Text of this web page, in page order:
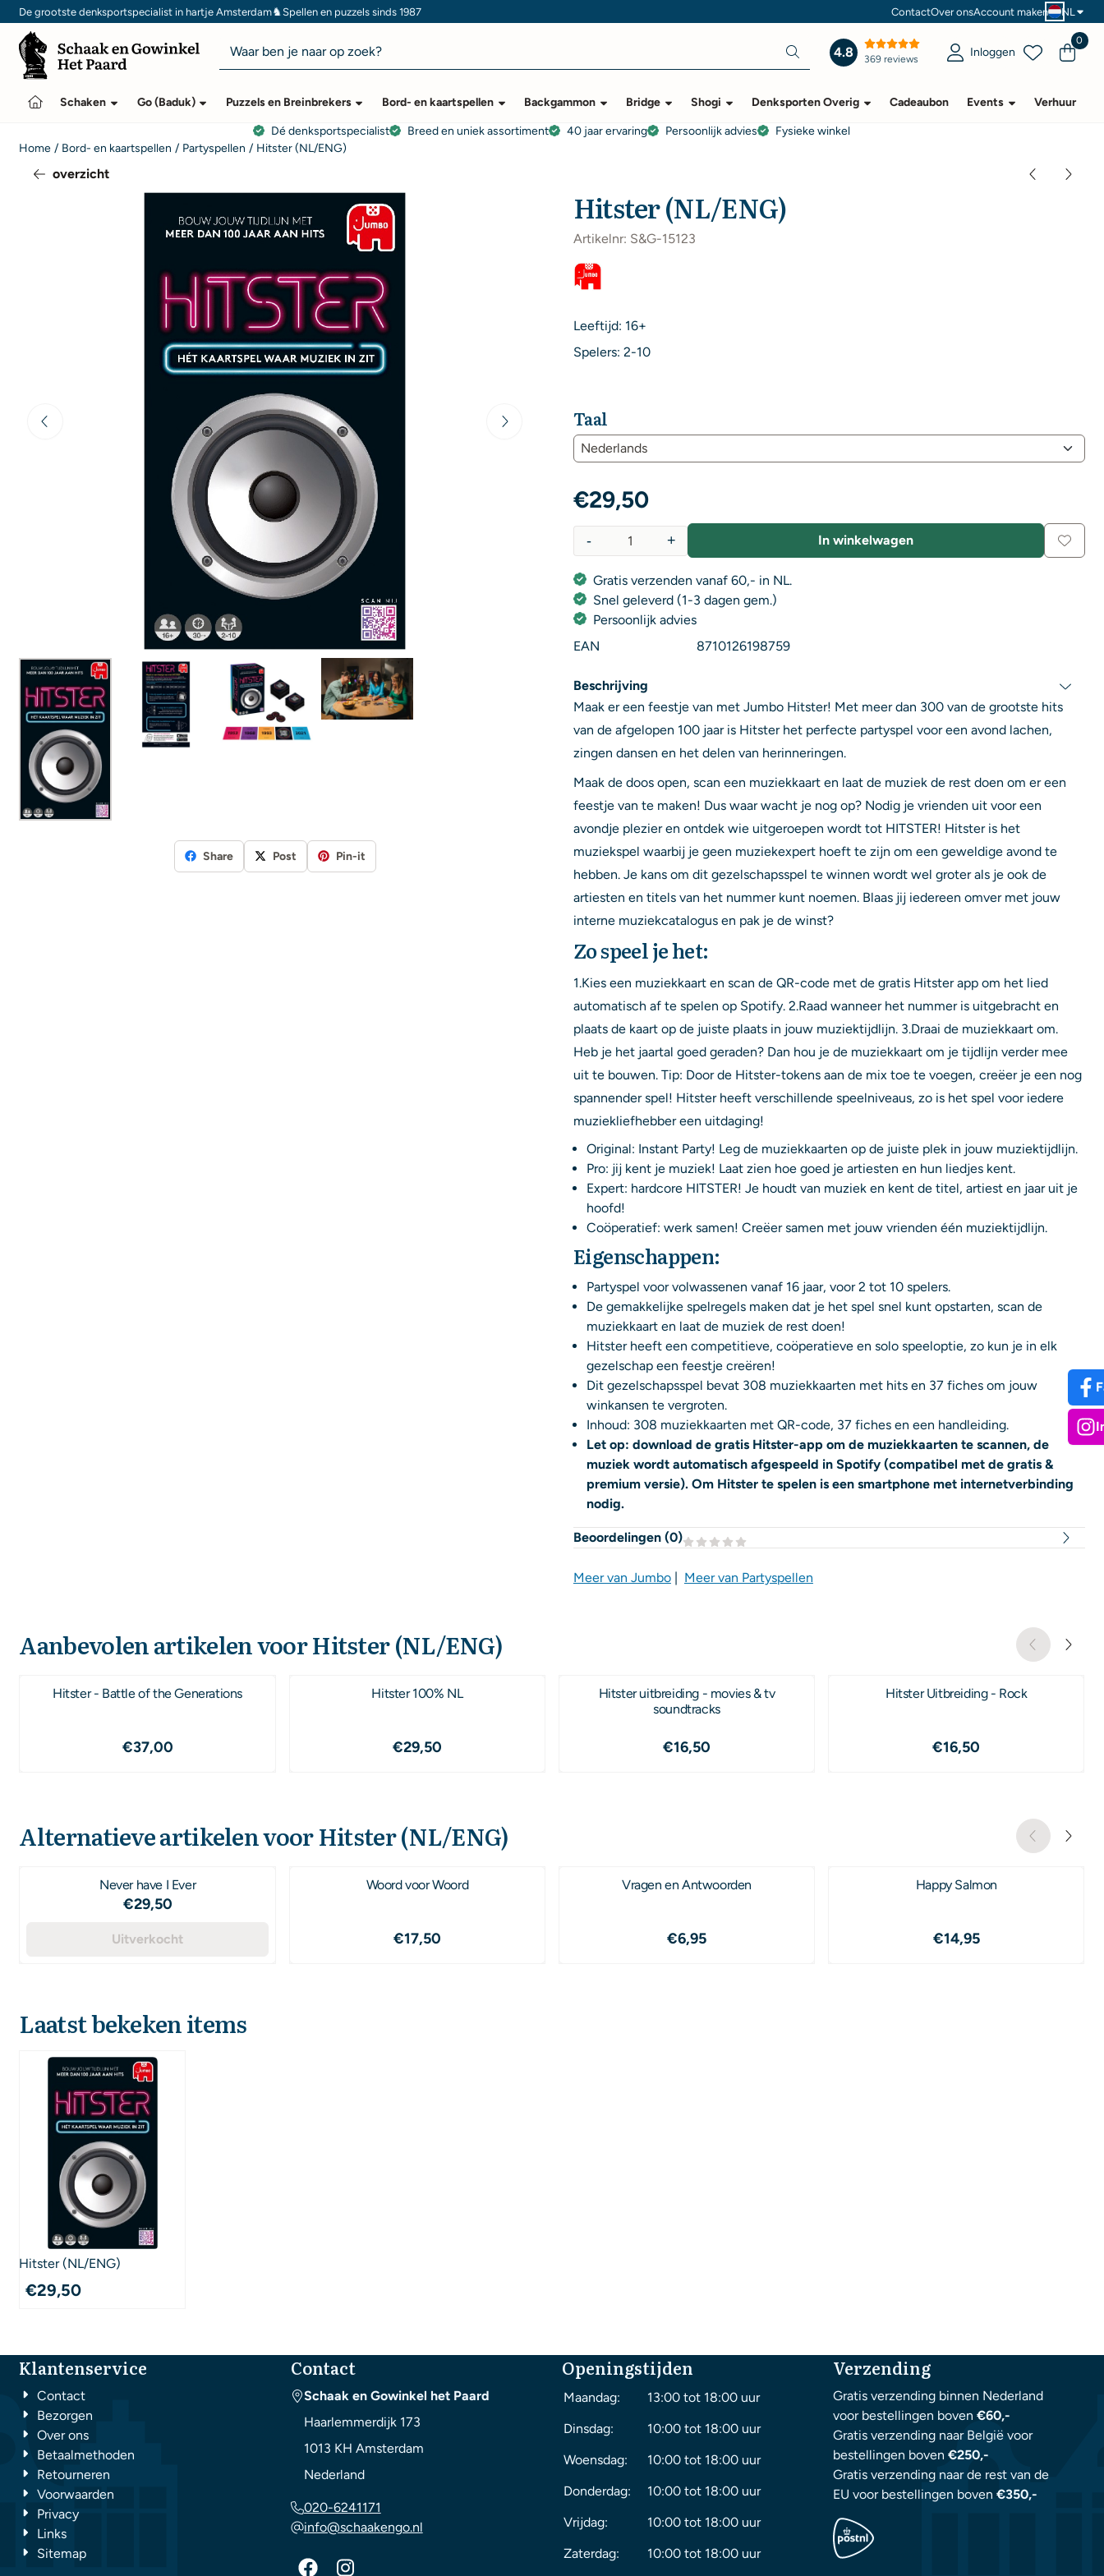
Cookievoorkeuren zijn momenteel gesloten.
De grootste denksportspecialist in hartje Amsterdam♞Spellen en puzzels sinds 1987 ContactOver onsAccount maken NL
Zoeken
4.8 369 reviews Inloggen
0
Schaken Go (Baduk) Puzzels en Breinbrekers Bord- en kaartspellen Backgammon Bridge Shogi Denksporten Overig Cadeaubon Events Verhuur
Dé denksportspecialist Breed en uniek assortiment 40 jaar ervaring Persoonlijk advies
Fysieke winkel
Home / Bord- en kaartspellen / Partyspellen / Hitster (NL/ENG)
overzicht
Share Post Pin-it
Hitster (NL/ENG)
Artikelnr: S&G-15123
Leeftijd: 16+
Spelers: 2-10
Taal
€29,50
+
- In winkelwagen
Gratis verzenden vanaf 60,- in NL.
Snel geleverd (1-3 dagen gem.)
Persoonlijk advies
EAN
8710126198759
Beschrijving
Maak er een feestje van met Jumbo Hitster! Met meer dan 300 van de grootste hits
van de afgelopen 100 jaar is Hitster het perfecte partyspel voor een avond lachen,
zingen dansen en het delen van herinneringen.
Maak de doos open, scan een muziekkaart en laat de muziek de rest doen om er een
feestje van te maken! Dus waar wacht je nog op? Nodig je vrienden uit voor een
avondje plezier en ontdek wie uitgeroepen wordt tot HITSTER! Hitster is het
muziekspel waarbij je geen muziekexpert hoeft te zijn om een geweldige avond te
hebben. Je kans om dit gezelschapsspel te winnen wordt wel groter als je ook de
artiesten en titels van het nummer kunt noemen. Blaas jij iedereen omver met jouw
interne muziekcatalogus en pak je de winst?
Zo speel je het:
1.Kies een muziekkaart en scan de QR-code met de gratis Hitster app om het lied
automatisch af te spelen op Spotify. 2.Raad wanneer het nummer is uitgebracht en
plaats de kaart op de juiste plaats in jouw muziektijdlijn. 3.Draai de muziekkaart om.
Heb je het jaartal goed geraden? Dan hou je de muziekkaart om je tijdlijn verder mee
uit te bouwen. Tip: Door de Hitster-tokens aan de mix toe te voegen, creëer je een nog
spannender spel! Hitster heeft verschillende speelniveaus, zo is het spel voor iedere
muziekliefhebber een uitdaging!
Original: Instant Party! Leg de muziekkaarten op de juiste plek in jouw muziektijdlijn.
Pro: jij kent je muziek! Laat zien hoe goed je artiesten en hun liedjes kent.
Expert: hardcore HITSTER! Je houdt van muziek en kent de titel, artiest en jaar uit je
hoofd!
Coöperatief: werk samen! Creëer samen met jouw vrienden één muziektijdlijn.
Eigenschappen:
Partyspel voor volwassenen vanaf 16 jaar, voor 2 tot 10 spelers.
De gemakkelijke spelregels maken dat je het spel snel kunt opstarten, scan de
muziekkaart en laat de muziek de rest doen!
Hitster heeft een competitieve, coöperatieve en solo speeloptie, zo kun je in elk
gezelschap een feestje creëren!
Dit gezelschapsspel bevat 308 muziekkaarten met hits en 37 fiches om jouw
winkansen te vergroten.
Inhoud: 308 muziekkaarten met QR-code, 37 fiches en een handleiding.
Let op: download de gratis Hitster-app om de muziekkaarten te scannen, de
muziek wordt automatisch afgespeeld in Spotify (compatibel met de gratis &
premium versie). Om Hitster te spelen is een smartphone met internetverbinding
nodig.
Beoordelingen (0)
Meer van Jumbo| Meer van Partyspellen
Aanbevolen artikelen voorHitster (NL/ENG)
Hitster - Battle of the Generations
Prijs: 37,00
€37,00
Hitster 100% NL
Prijs: 29,50
€29,50
Hitster uitbreiding - movies & tv
soundtracks
Prijs: 16,50
€16,50
Hitster Uitbreiding - Rock
Prijs: 16,50
€16,50
Alternatieve artikelen voorHitster (NL/ENG)
Never have I Ever
Prijs: 29,50
€29,50
Uitverkocht
Woord voor Woord
Prijs: 17,50
€17,50
Vragen en Antwoorden
Prijs: 6,95
€6,95
Happy Salmon
Prijs: 14,95
€14,95
Laatst bekeken items
Hitster (NL/ENG)
€29,50
Klantenservice
Contact
Bezorgen
Over ons
Betaalmethoden
Retourneren
Voorwaarden
Privacy
Links
Sitemap
Contact
Schaak en Gowinkel het Paard
Haarlemmerdijk 173
1013 KH Amsterdam
Nederland
020-6241171
info@schaakengo.nl
Openingstijden
Maandag:
13:00 tot 18:00 uur
Dinsdag:
10:00 tot 18:00 uur
Woensdag:
10:00 tot 18:00 uur
Donderdag:
10:00 tot 18:00 uur
Vrijdag:
10:00 tot 18:00 uur
Zaterdag:
10:00 tot 18:00 uur
Verzending
Gratis verzending binnen Nederland
voor bestellingen boven€60,-
Gratis verzending naar België voor
bestellingen boven€250,-
Gratis verzending naar de rest van de
EU voor bestellingen boven€350,-